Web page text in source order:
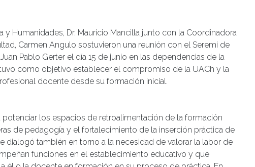
y Humanidades, Dr. Mauricio Mancilla junto con la Coordinadora
Carmen Angulo sostuvieron una reunión con el Seremi de
Pablo Gerter el día 15 de junio en las dependencias de la
como objetivo establecer el compromiso de la UACh y la
docente desde su formación inicial.
los espacios de retroalimentación de la formación
de pedagogía y el fortalecimiento de la inserción práctica de
dialogó también en torno a la necesidad de valorar la labor de
funciones en el establecimiento educativo y que